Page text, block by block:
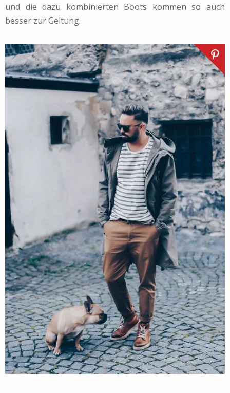
und die dazu kombinierten Boots kommen so auch
besser zur Geltung.